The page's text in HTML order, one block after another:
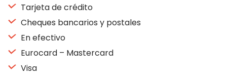
Tarjeta de crédito
Cheques bancarios y postales
En efectivo
Eurocard – Mastercard
Visa